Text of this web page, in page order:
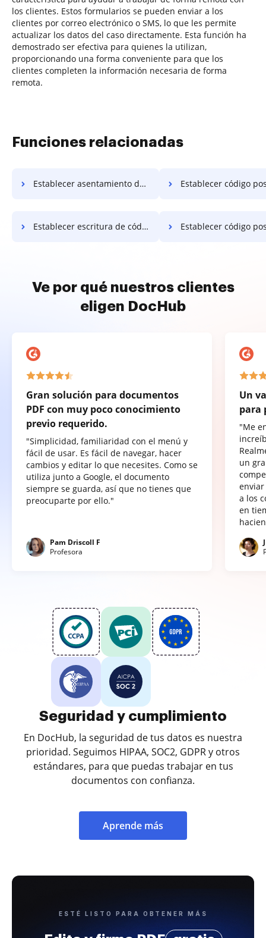
los clientes. Estos formularios se pueden enviar a los
clientes por correo electrónico o SMS, lo que les permite
actualizar los datos del caso directamente. Esta función ha
demostrado ser efectiva para quienes la utilizan,
proporcionando una forma conveniente para que los
clientes completen la información necesaria de forma
remota.
Funciones relacionadas
Establecer asentamiento de código postal Establecer código
Establecer escritura de código postal Establecer código postal
Ve por qué nuestros clientes
eligen DocHub
Gran solución para documentos
PDF con muy poco conocimiento
previo requerido.
"Simplicidad, familiaridad con el menú y
fácil de usar. Es fácil de navegar, hacer
cambios y editar lo que necesites. Como se
utiliza junto a Google, el documento
siempre se guarda, así que no tienes que
preocuparte por ello."
Pam Driscoll F
Profesora
Un
para
"Me
un
a los
en
Seguridad y cumplimiento
En DocHub, la seguridad de tus datos es nuestra
prioridad. Seguimos HIPAA, SOC2, GDPR y otros
estándares, para que puedas trabajar en tus
documentos con confianza.
Aprende más
ESTÉ LISTO PARA OBTENER MÁS